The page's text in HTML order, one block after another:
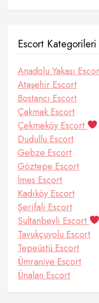
Escort Kategorileri
Anadolu Yakası
Ataşehir Escort
Bostancı Escort
Çakmak Escort
Çekmeköy Escort
Dudullu Escort
Gebze Escort
Göztepe Escort
İmes Escort
Kadıköy Escort
Şerifali Escort
Sultanbeyli Escort
Tavukçuyolu Escort
Tepeüstü Escort
Ümraniye Escort
Ünalan Escort